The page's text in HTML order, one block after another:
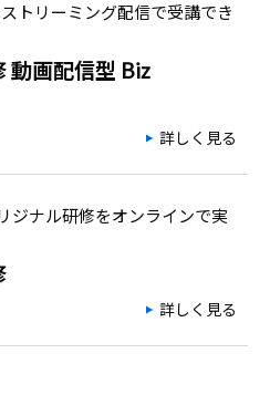
トリーミング配信で受講でき
動画配信型 Biz
詳しく見る
ジナル研修をオンラインで実
詳しく見る